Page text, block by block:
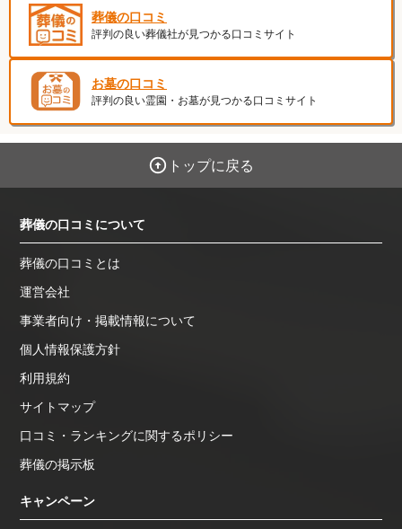
葬儀の口コミ
評判の良い葬儀社が見つかる口コミサイト
お墓の口コミ
評判の良い霊園・お墓が見つかる口コミサイト
トップに戻る
葬儀の口コミについて
葬儀の口コミとは
運営会社
事業者向け・掲載情報について
個人情報保護方針
利用規約
サイトマップ
口コミ・ランキングに関するポリシー
葬儀の掲示板
キャンペーン